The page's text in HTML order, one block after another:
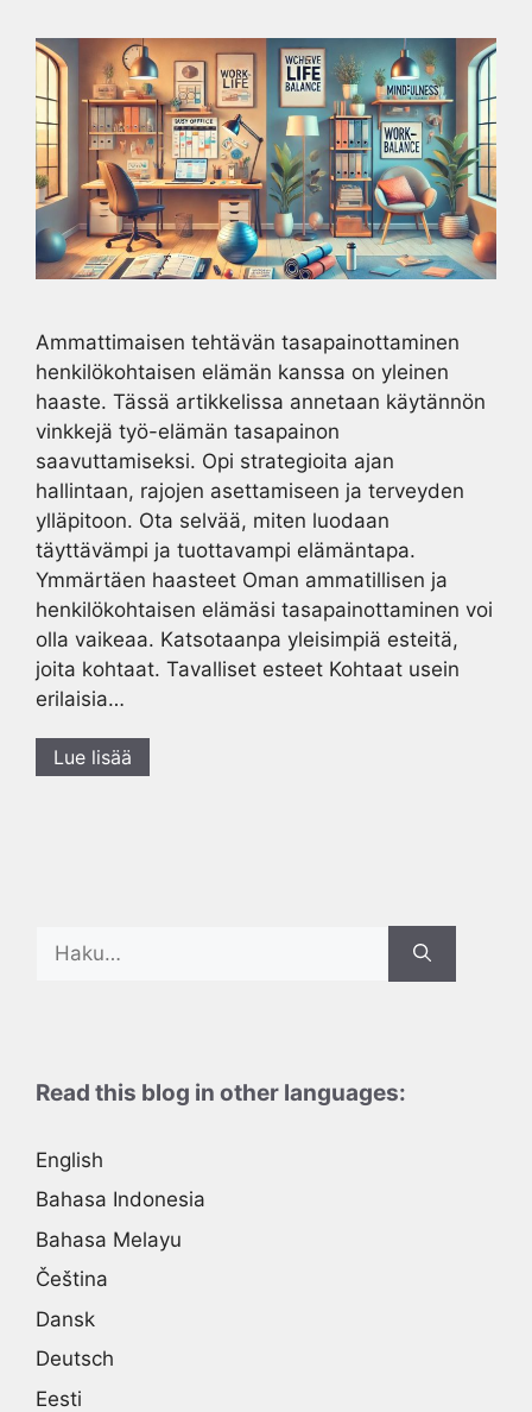
Ammattimaisen tehtävän tasapainottaminen
henkilökohtaisen elämän kanssa on yleinen
haaste. Tässä artikkelissa annetaan käytännön
vinkkejä työ-elämän tasapainon
saavuttamiseksi. Opi strategioita ajan
hallintaan, rajojen asettamiseen ja terveyden
ylläpitoon. Ota selvää, miten luodaan
täyttävämpi ja tuottavampi elämäntapa.
Ymmärtäen haasteet Oman ammatillisen ja
henkilökohtaisen elämäsi tasapainottaminen voi
olla vaikeaa. Katsotaanpa yleisimpiä esteitä,
joita kohtaat. Tavalliset esteet Kohtaat usein
erilaisia…
Lue lisää
for:
Read this blog in other languages:
English
Bahasa Indonesia
Bahasa Melayu
Čeština
Dansk
Deutsch
Eesti